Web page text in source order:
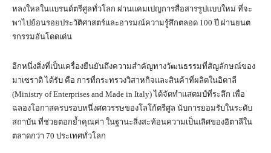
หลงใหลในแบรนด์ตรีศูลทั่วโลก ผ่านแคมเปญการสื่อสารรูปแบบใหม่ ที่จะ
พาไปย้อนรอยประวัติศาสตร์และอารมณ์ความรู้สึกตลอด 100 ปี ผ่านยนต
รกรรมอันโดดเด่น
อีกหนึ่งสิ่งที่เป็นเครื่องยืนยันถึงความสำคัญทางวัฒนธรรมที่สัญลักษณ์ของ
มาเซราติ ได้รับ คือ การที่กระทรวงวิสาหกิจและสินค้าที่ผลิตในอิตาลี
(Ministry of Enterprises and Made in Italy) ได้จัดทำแสตมป์ที่ระลึก เพื่อ
ฉลองโอกาสครบรอบหนึ่งศตวรรษของโลโก้ตรีศูล นับการยอมรับในระดับ
สถาบัน ที่ช่วยตอกย้ำคุณค่า ในฐานะสิ่งสะท้อนความเป็นเลิศของอิตาลีใน
ตลาดกว่า 70 ประเทศทั่วโลก